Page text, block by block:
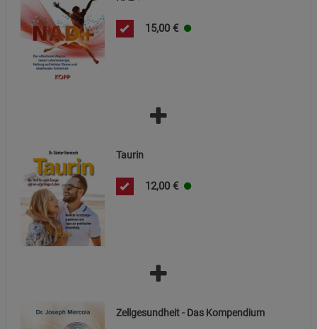
15,00 €
Taurin
12,00 €
Zellgesundheit - Das Kompendium